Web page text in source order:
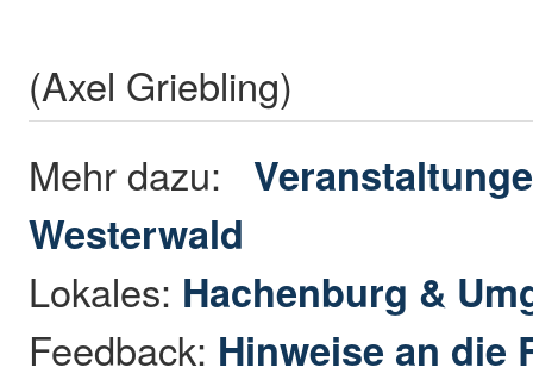
(Axel Griebling)
Mehr dazu:
Westerwald
Lokales: Hachenburg &
Feedback: Hinweise an die